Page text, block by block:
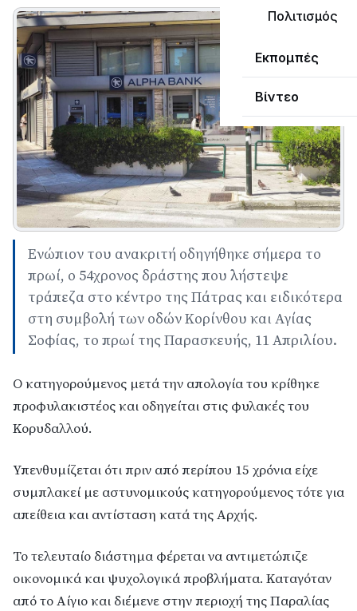
Πολιτισμός
Εκπομπές
Βίντεο
Ενώπιον του ανακριτή οδηγήθηκε σήμερα το
πρωί, ο 54χρονος δράστης που λήστεψε
τράπεζα στο κέντρο της Πάτρας και ειδικότερα
στη συμβολή των οδών Κορίνθου και Αγίας
Σοφίας, το πρωί της Παρασκευής, 11 Απριλίου.
Ο κατηγορούμενος μετά την απολογία του κρίθηκε
προφυλακιστέος και οδηγείται στις φυλακές του
Κορυδαλλού.
Υπενθυμίζεται ότι πριν από περίπου 15 χρόνια είχε
συμπλακεί με αστυνομικούς κατηγορούμενος τότε για
απείθεια και αντίσταση κατά της Αρχής.
Το τελευταίο διάστημα φέρεται να αντιμετώπιζε
οικονομικά και ψυχολογικά προβλήματα. Καταγόταν
από το Αίγιο και διέμενε στην περιοχή της Παραλίας